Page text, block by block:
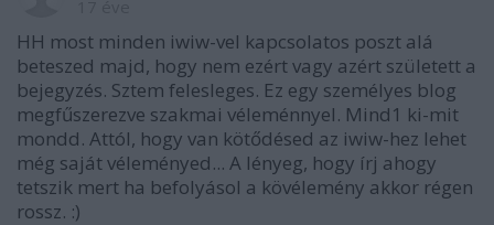
HH most minden iwiw-vel kapcsolatos poszt alá
beteszed majd, hogy nem ezért vagy azért született a
bejegyzés. Sztem felesleges. Ez egy személyes blog
megfűszerezve szakmai véleménnyel. Mind1 ki-mit
mondd. Attól, hogy van kötődésed az iwiw-hez lehet
még saját véleményed... A lényeg, hogy írj ahogy
tetszik mert ha befolyásol a kövélemény akkor régen
rossz. :)